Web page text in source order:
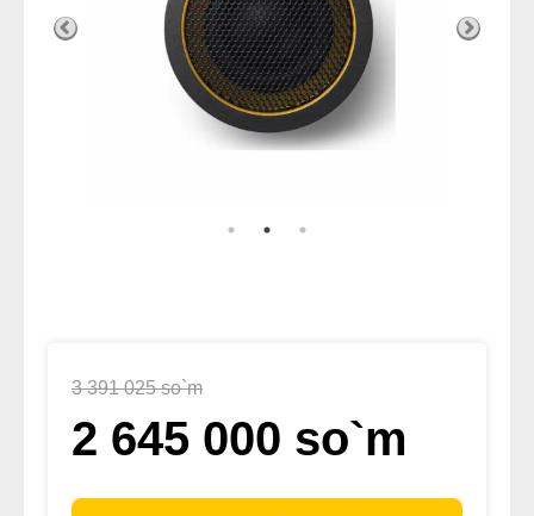
3 391 025 so`m
2 645 000 so`m